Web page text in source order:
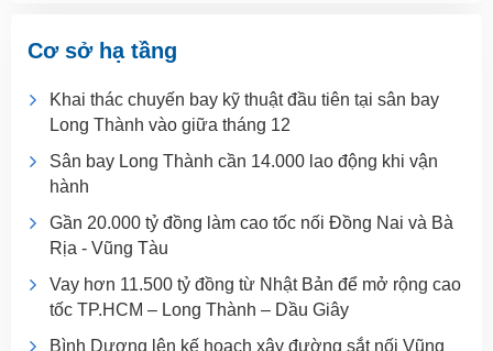
Cơ sở hạ tầng
Khai thác chuyến bay kỹ thuật đầu tiên tại sân bay
Long Thành vào giữa tháng 12
Sân bay Long Thành cần 14.000 lao động khi vận
hành
Gần 20.000 tỷ đồng làm cao tốc nối Đồng Nai và Bà
Rịa - Vũng Tàu
Vay hơn 11.500 tỷ đồng từ Nhật Bản để mở rộng cao
tốc TP.HCM – Long Thành – Dầu Giây
Bình Dương lên kế hoạch xây đường sắt nối Vũng